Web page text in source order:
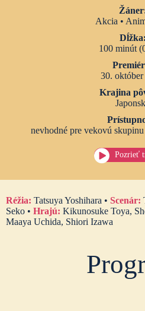
Akcia •
Dĺžka:
100 minút
30.
Krajina
nevhodné pre vekovú
Pozrieť
Réžia: Tatsuya Yoshihara • Scenár:
Seko • Hrajú: Kikunosuke Toya,
Maaya Uchida, Shiori Izawa